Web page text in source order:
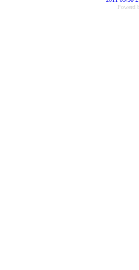
Powerd